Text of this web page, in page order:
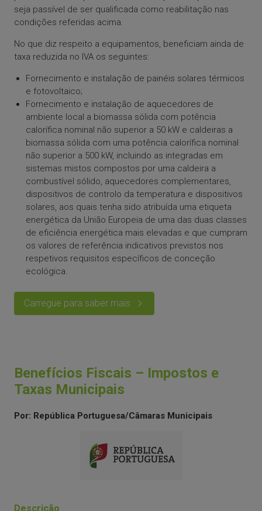
seja passível de ser qualificada como reabilitação nas
condições referidas acima.
No que diz respeito a equipamentos, beneficiam ainda de
taxa reduzida no IVA os seguintes:
Fornecimento e instalação de painéis solares térmicos
e fotovoltaico;
Fornecimento e instalação de aquecedores de
ambiente local a biomassa sólida com potência
calorífica nominal não superior a 50 kW e caldeiras a
biomassa sólida com uma potência calorífica nominal
não superior a 500 kW, incluindo as integradas em
sistemas mistos compostos por uma caldeira a
combustível sólido, aquecedores complementares,
dispositivos de controlo da temperatura e dispositivos
solares, aos quais tenha sido atribuída uma etiqueta
energética da União Europeia de uma das duas classes
de eficiência energética mais elevadas e que cumpram
os valores de referência indicativos previstos nos
respetivos requisitos específicos de conceção
ecológica.
Carregue para saber mais
Benefícios Fiscais – Impostos e
Taxas Municipais
Por: República Portuguesa/Câmaras Municipais
Descrição